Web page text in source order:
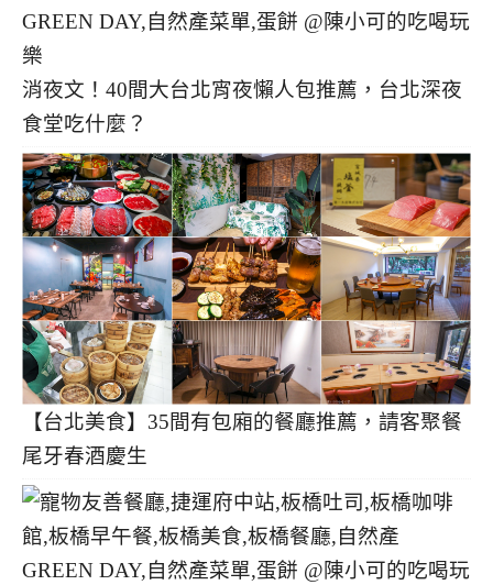
消夜文！40間大台北宵夜懶人包推薦，台北深夜
食堂吃什麼？
【台北美食】35間有包廂的餐廳推薦，請客聚餐
尾牙春酒慶生